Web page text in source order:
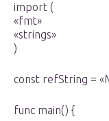
import (
«fmt»
«strings»
)
const refString =
func main() {